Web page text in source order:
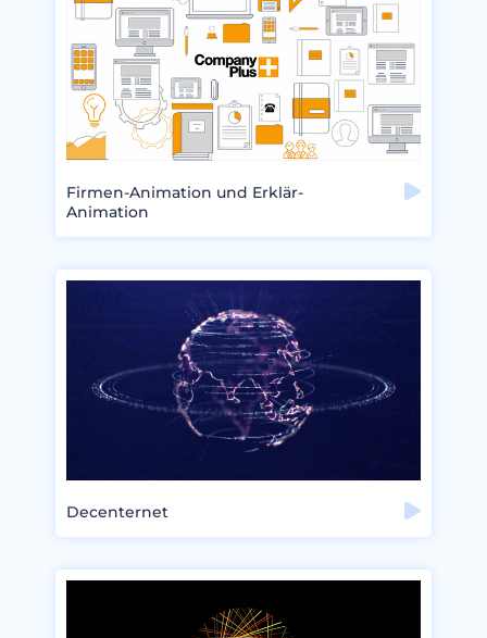
Firmen-Animation und Erklär-
Animation
Decenternet